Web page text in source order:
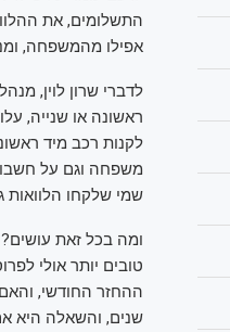
התשלומים, את
אפילו מהמשפחה, ומנעד
לדברי שרון לוין,
ראשונה או שנייה,
לקנות רכב מיד
משפחה וגם על
שמי שלקחו הלוואות
ומה בכל זאת
טובים יותר אולי
ההחזר החודשי,
שנים, והשאלה היא